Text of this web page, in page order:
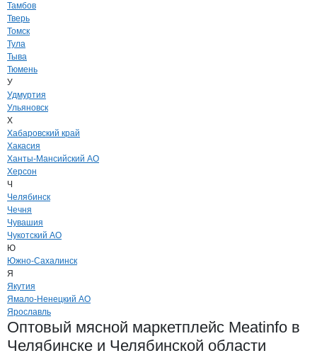
Тамбов
Тверь
Томск
Тула
Тыва
Тюмень
У
Удмуртия
Ульяновск
Х
Хабаровский край
Хакасия
Ханты-Мансийский АО
Херсон
Ч
Челябинск
Чечня
Чувашия
Чукотский АО
Ю
Южно-Сахалинск
Я
Якутия
Ямало-Ненецкий АО
Ярославль
Оптовый мясной маркетплейс Meatinfo в
Челябинске и Челябинской области